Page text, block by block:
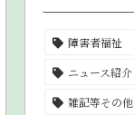
障害者福祉
ニュース紹介
雑記等その他